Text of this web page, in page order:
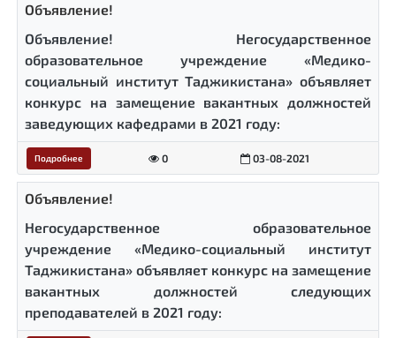
Объявление!
Объявление! Негосударственное
образовательное учреждение «Медико-
социальный институт Таджикистана» объявляет
конкурс на замещение вакантных должностей
заведующих кафедрами в 2021 году:
Подробнее 0 03-08-2021
Объявление!
Негосударственное образовательное
учреждение «Медико-социальный институт
Таджикистана» объявляет конкурс на замещение
вакантных должностей следующих
преподавателей в 2021 году: